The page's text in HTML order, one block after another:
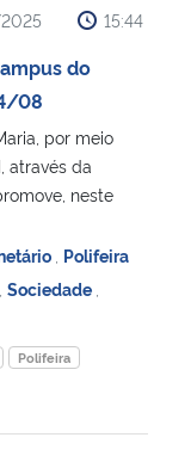
15:44
do
08
por meio
através da
neste
Polifeira
Sociedade
Polifeira